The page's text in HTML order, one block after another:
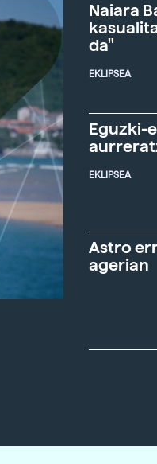
Naiara
da"
EKLIPSEA
Eguzki-
EKLIPSEA
Astro
agerian